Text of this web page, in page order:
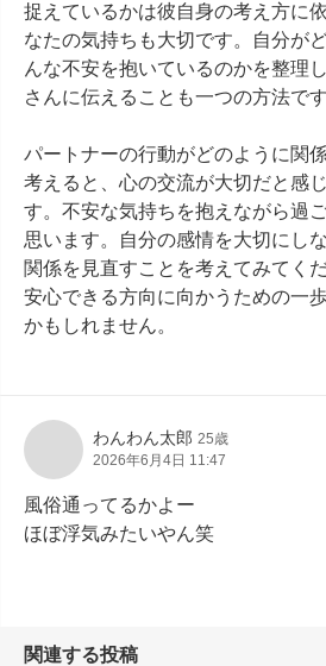
捉えているかは彼自身の考え方に
なたの気持ちも大切です。自分が
んな不安を抱いているのかを整理
さんに伝えることも一つの方法です
パートナーの行動がどのように関
考えると、心の交流が大切だと感
す。不安な気持ちを抱えながら過
思います。自分の感情を大切にし
関係を見直すことを考えてみてく
安心できる方向に向かうための一
かもしれません。
わんわん太郎 25歳
2026年6月4日 11:47
風俗通ってるかよー
ほぼ浮気みたいやん笑
関連する投稿